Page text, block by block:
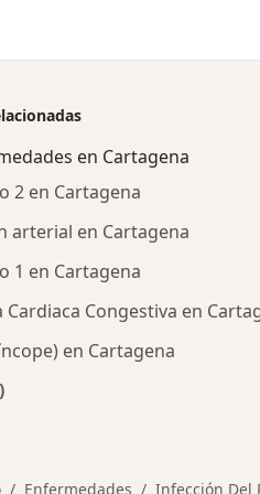
en Cartagena
2 en Cartagena
arterial en Cartagena
1 en Cartagena
Congestiva en
en Cartagena
Enfermedades Infección Del